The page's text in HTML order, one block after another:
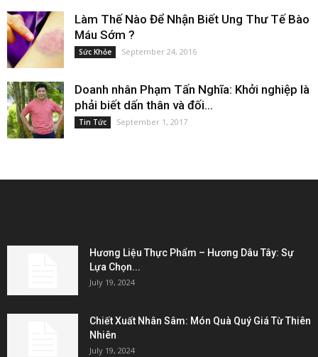
Làm Thế Nào Để Nhận Biết Ung Thư Tế Bào
Máu Sớm ?
Sức Khỏe September 24, 2016
Doanh nhân Phạm Tấn Nghĩa: Khởi nghiệp là
phải biết dấn thân và đối...
Tin Tức September 1, 2017
Hương Liệu Thực Phẩm – Hương Dâu Tây: Sự
Lựa Chọn...
July 19, 2024
Chiết Xuất Nhân Sâm: Món Quà Quý Giá Từ Thiên
Nhiên
July 19, 2024